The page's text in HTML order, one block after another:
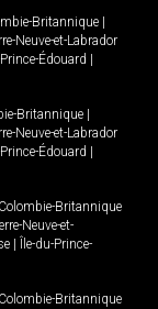
Britannique
Neuve-et-Labrador
Prince-Édouard
Britannique
Neuve-et-Labrador
Prince-Édouard
Colombie-Britannique
Neuve-et-
Île-du-Prince-
Colombie-Britannique